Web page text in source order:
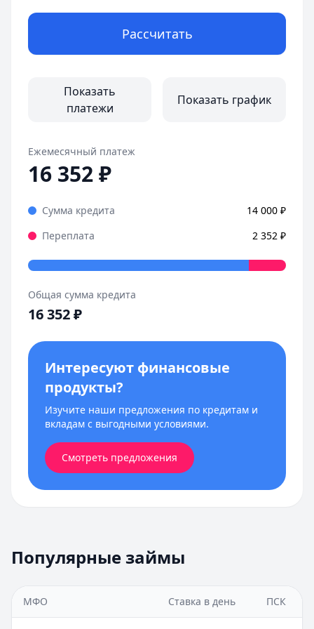
Рассчитать
Показать
платежи
Показать график
Ежемесячный платеж
16 352₽
Сумма кредита 14 000 ₽
Переплата
2 352 ₽
Общая сумма кредита
16 352₽
Интересуют финансовые
продукты?
Изучите наши предложения по кредитам и
вкладам с выгодными условиями.
Смотреть предложения
Популярные займы
МФО Ставка в день ПСК